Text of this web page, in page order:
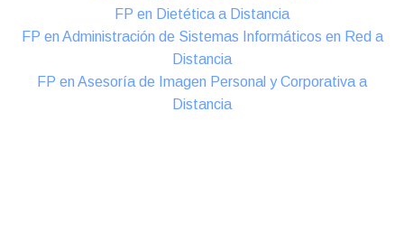
FP en Dietética a Distancia
FP en Administración de Sistemas Informáticos en Red a
Distancia
FP en Asesoría de Imagen Personal y Corporativa a
Distancia